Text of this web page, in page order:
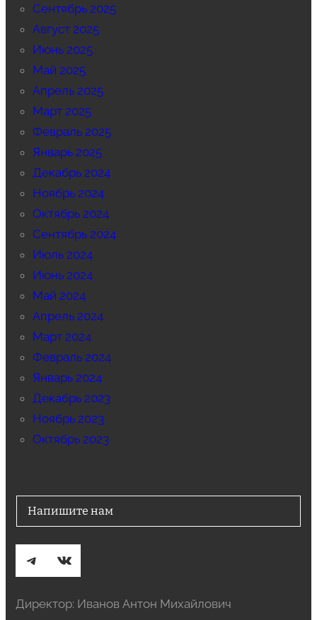
Сентябрь 2025
Август 2025
Июнь 2025
Май 2025
Апрель 2025
Март 2025
Февраль 2025
Январь 2025
Декабрь 2024
Ноябрь 2024
Октябрь 2024
Сентябрь 2024
Июль 2024
Июнь 2024
Май 2024
Апрель 2024
Март 2024
Февраль 2024
Январь 2024
Декабрь 2023
Ноябрь 2023
Октябрь 2023
Напишите нам
Telegram ВКонтакте
Директор: Иванов Антон Михайлович